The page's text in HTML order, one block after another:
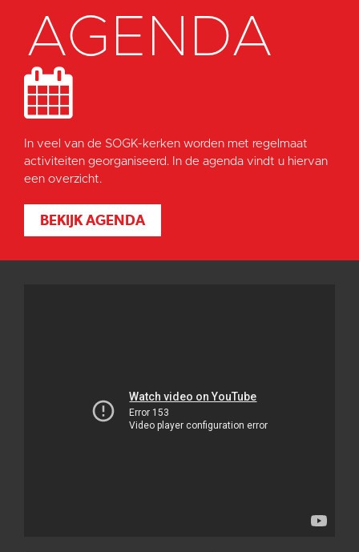
AGENDA
In veel van de SOGK-kerken worden met regelmaat
activiteiten georganiseerd. In de agenda vindt u hiervan
een overzicht.
BEKIJK AGENDA